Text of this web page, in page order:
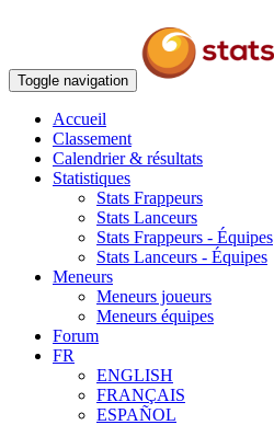
Toggle navigation
Accueil
Classement
Calendrier & résultats
Statistiques
Stats Frappeurs
Stats Lanceurs
Stats Frappeurs - Équipes
Stats Lanceurs - Équipes
Meneurs
Meneurs joueurs
Meneurs équipes
Forum
FR
ENGLISH
FRANÇAIS
ESPAÑOL